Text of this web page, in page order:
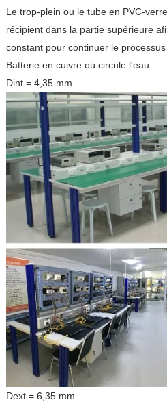
Le trop-plein ou le tube en PVC-
récipient dans la partie supérieure
constant pour continuer le
Batterie en cuivre où circule l'eau:
Dint = 4,35 mm.
Dext = 6,35 mm.